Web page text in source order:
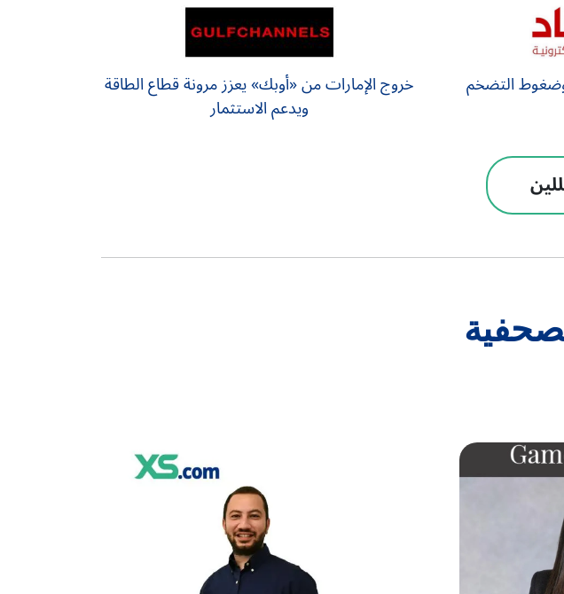
وضغوط التضخم خروج الإمارات من «أوبك» يعزز مرونة قطاع الطاقة
ويدعم الاستثمار